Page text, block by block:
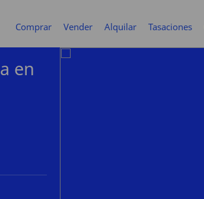
Comprar Vender Alquilar Tasaciones
en